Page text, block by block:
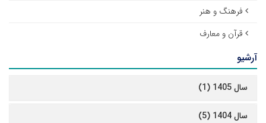
فرهنگ و هنر
قرآن و معارف
آرشیو
سال 1405 (1)
سال 1404 (5)